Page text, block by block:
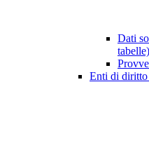
Dati
tabelle)
Enti di